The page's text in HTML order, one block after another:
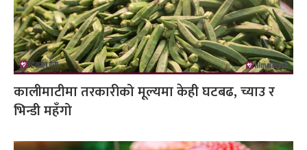
कालीमाटीमा तरकारीको मूल्यमा केही घटबढ, च्याउ र
भिन्डी महँगो